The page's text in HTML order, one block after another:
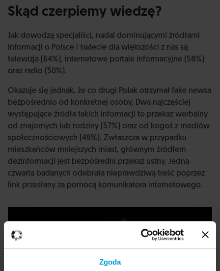
Zgoda
Skąd czerpiemy wiedzę?
Jak dowodzą specjaliści, nadal dominującymi źródłami
informacji o Polsce i świecie dla większości z nas są:
telewizja (64%), internetowe portale informacyjne (58%)
oraz radio (50%).
Okazuje się jednak, że co drugi Polak otrzymał fake newsa
bezpośrednio od konkretnej osoby. Dwa najczęściej
występujące źródła takich informacji to przekaz werbalny
od znajomych lub rodziny (57%) oraz od kogoś z mediów
społecznościowych (49%). Zwłaszcza w przypadku
mieszkańców mniejszych miast, głównym źródłem
dezinformacji jest bezpośredni przekaz ustny. Jedna
czwarta badanych odebrała nieprawdziwą treść poprzez
link przesłany za pomocą komunikatora internetowego.